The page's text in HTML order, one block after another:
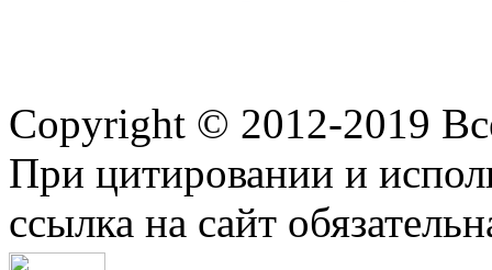
Copyright © 2012-2019
При цитировании и
ссылка на сайт